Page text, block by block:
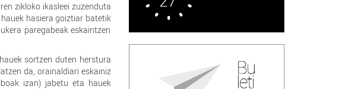
zikloko ikasleei zuzenduta
hasiera goiztiar batetik
paregabeak eskaintzen
sortzen duten herstura
da, orainaldiari eskainiz
izan) jabetu eta hauek